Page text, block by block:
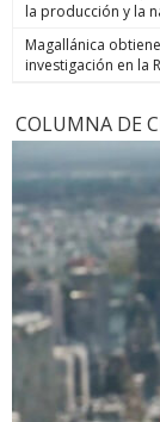
la producción y la
Magallánica
investigación en la
COLUMNA DE